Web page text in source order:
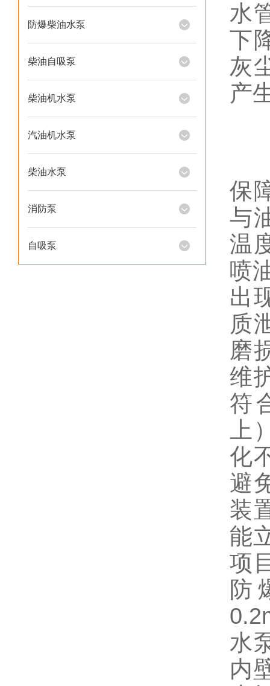
防爆柴油水泵
柴油自吸泵
柴油机水泵
汽油机水泵
柴油水泵
消防泵
自吸泵
水
下
灰
产
保
与
温
喷
出
质
磨
维
符
化
避
装
能
项
防
水
内